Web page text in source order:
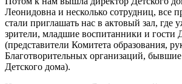
Леонидовна и несколько сотрудниц, все
стали приглашать нас в актовый зал, где
зрители, младшие воспитанники и гости
(представители Комитета образования,
Благотворительных организаций,
Детского дома).